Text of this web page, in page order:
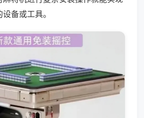
备或工具。